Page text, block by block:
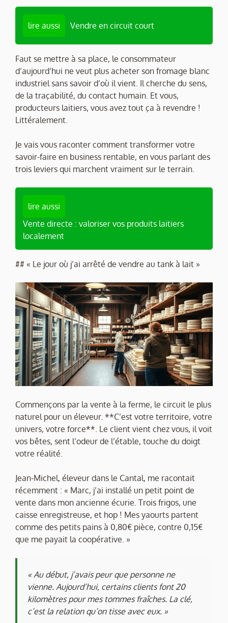
lire aussi Vendre en circuit court
Faut se mettre à sa place, le consommateur
d’aujourd’hui ne veut plus acheter son fromage blanc
industriel sans savoir d’où il vient. Il cherche du sens,
de la traçabilité, du contact humain. Et vous,
producteurs laitiers, vous avez tout ça à revendre !
Littéralement.
Je vais vous raconter comment transformer votre
savoir-faire en business rentable, en vous parlant des
trois leviers qui marchent vraiment sur le terrain.
lire aussi
Vente directe : valoriser vos produits laitiers
localement
## « Le jour où j’ai arrêté de vendre au tank à lait »
Commençons par la vente à la ferme, le circuit le plus
naturel pour un éleveur. **C’est votre territoire, votre
univers, votre force**. Le client vient chez vous, il voit
vos bêtes, sent l’odeur de l’étable, touche du doigt
votre réalité.
Jean-Michel, éleveur dans le Cantal, me racontait
récemment : « Marc, j’ai installé un petit point de
vente dans mon ancienne écurie. Trois frigos, une
caisse enregistreuse, et hop ! Mes yaourts partent
comme des petits pains à 0,80€ pièce, contre 0,15€
que me payait la coopérative. »
« Au début, j’avais peur que personne ne
vienne. Aujourd’hui, certains clients font 20
kilomètres pour mes tommes fraîches. La clé,
c’est la relation qu’on tisse avec eux. »